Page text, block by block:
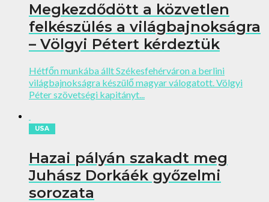
Megkezdődött a közvetlen
felkészülés a világbajnokságra
– Völgyi Pétert kérdeztük
Hétfőn munkába állt Székesfehérváron a berlini
világbajnokságra készülő magyar válogatott. Völgyi
Péter szövetségi kapitányt...
USA
Hazai pályán szakadt meg
Juhász Dorkáék győzelmi
sorozata